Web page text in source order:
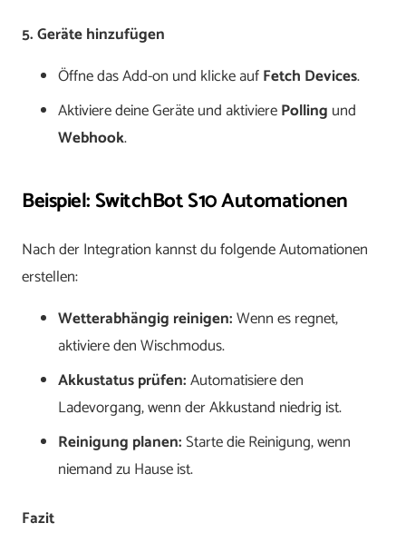
5. Geräte hinzufügen
Öffne das Add-on und klicke aufFetch Devices.
Aktiviere deine Geräte und aktivierePolling und
Webhook.
Beispiel: SwitchBot S10 Automationen
Nach der Integration kannst du folgende Automationen
erstellen:
Wetterabhängig reinigen:Wenn es regnet,
aktiviere den Wischmodus.
Akkustatus prüfen:Automatisiere den
Ladevorgang, wenn der Akkustand niedrig ist.
Reinigung planen:Starte die Reinigung, wenn
niemand zu Hause ist.
Fazit